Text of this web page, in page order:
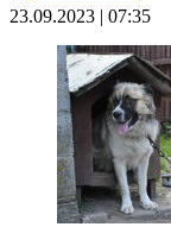
23.09.2023 | 07:35